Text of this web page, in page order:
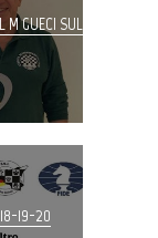
GUECI SUL
19-20